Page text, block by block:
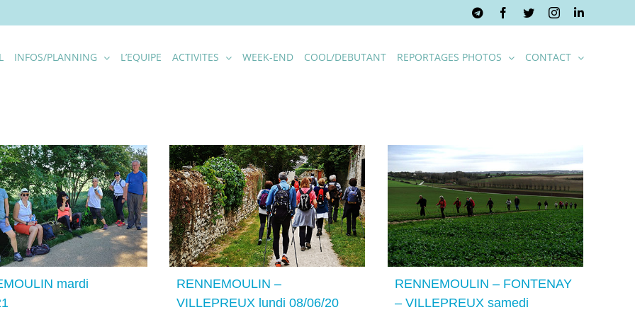
TelegramFacebook
TwitterInstagramLinkedIn
INFOS/PLANNING L’EQUIPE ACTIVITES WEEK-END COOL/DEBUTANT REPORTAGES PHOTOS CONTACT
mardi
– VILLEPREUX
lundi 08/06/20
RENNEMOULIN –
VILLEPREUX lundi 08/06/20
RENNEMOULIN – FONTENAY –
VILLEPREUX samedi 29/02/20
RENNEMOULIN – FONTENAY
– VILLEPREUX samedi